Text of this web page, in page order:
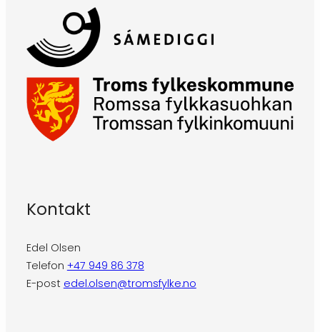
Kontakt
Edel Olsen
Telefon +47 949 86 378
E-post edel.olsen@tromsfylke.no